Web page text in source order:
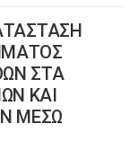
ΣΤΑ
ΚΑΙ
ΜΕΣΩ